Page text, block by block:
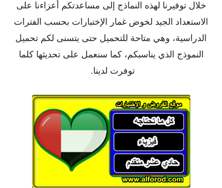
خلال توفيرنا لهذه النماذج إلى مساعدتكم أعزاءنا على
الاستعداد الجيد لخوض غمار الإختبارات بحسب الفترات
الدراسية، وهي متاحة للتحميل حتى يتسنى لكم تحميل
النموذج الذي يناسبكم، كما سنعمل على تحديثها كلما
توفرت لدينا.